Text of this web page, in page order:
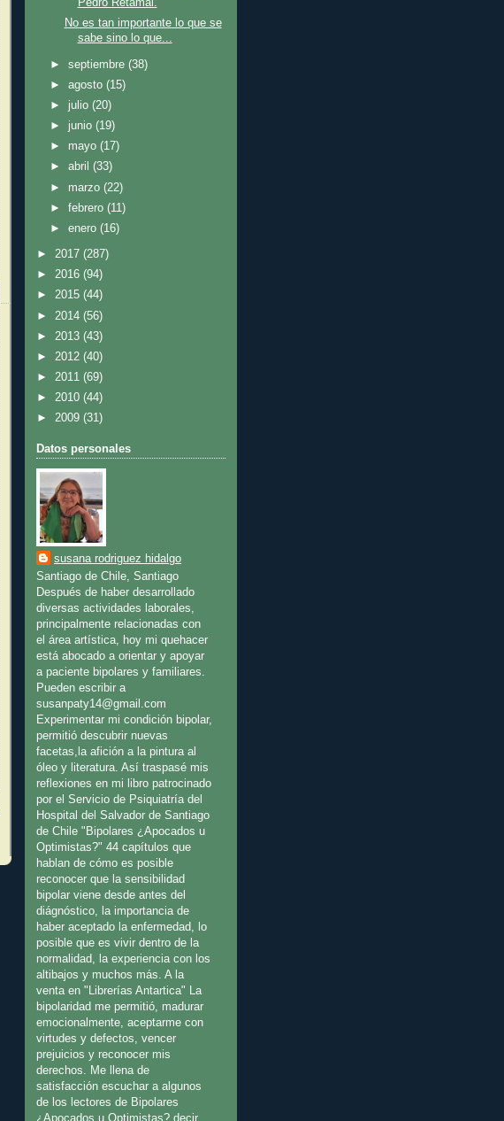
Pedro Retamal.
No es tan importante lo que se
sabe sino lo que...
►septiembre(38)
►agosto(15)
► julio(20)
► junio(19)
► mayo(17)
►abril(33)
► marzo(22)
►febrero(11)
►enero(16)
► 2017 (287)
► 2016 (94)
► 2015 (44)
► 2014 (56)
► 2013 (43)
► 2012 (40)
► 2011 (69)
► 2010 (44)
► 2009 (31)
Datos personales
susana rodriguez hidalgo
Santiago de Chile, Santiago
Después de haber desarrollado
diversas actividades laborales,
principalmente relacionadas con
el área artística, hoy mi quehacer
está abocado a orientar y apoyar
a paciente bipolares y familiares.
Pueden escribir a
susanpaty14@gmail.com
Experimentar mi condición bipolar,
permitió descubrir nuevas
facetas,la afición a la pintura al
óleo y literatura. Así traspasé mis
reflexiones en mi libro patrocinado
por el Servicio de Psiquiatría del
Hospital del Salvador de Santiago
de Chile "Bipolares ¿Apocados u
Optimistas?" 44 capítulos que
hablan de cómo es posible
reconocer que la sensibilidad
bipolar viene desde antes del
diágnóstico, la importancia de
haber aceptado la enfermedad, lo
posible que es vivir dentro de la
normalidad, la experiencia con los
altibajos y muchos más. A la
venta en "Librerías Antartica" La
bipolaridad me permitió, madurar
emocionalmente, aceptarme con
virtudes y defectos, vencer
prejuicios y reconocer mis
derechos. Me llena de
satisfacción escuchar a algunos
de los lectores de Bipolares
¿Apocados u Optimistas? decir